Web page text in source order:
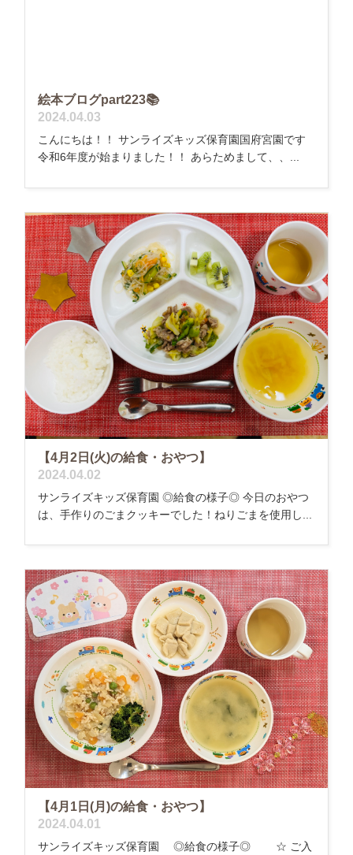
絵本ブログpart223📚
2024.04.03
こんにちは！！ サンライズキッズ保育園国府宮園です
令和6年度が始まりました！！ あらためまして、、...
【4月2日(火)の給食・おやつ】
2024.04.02
サンライズキッズ保育園 ◎給食の様子◎ 今日のおやつ
は、手作りのごまクッキーでした！ねりごまを使用し...
【4月1日(月)の給食・おやつ】
2024.04.01
サンライズキッズ保育園 ◎給食の様子◎ ☆ ご入